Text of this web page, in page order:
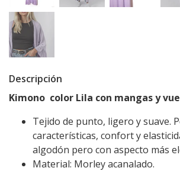
Descripción
Kimono color Lila con mangas y
Tejido de punto, ligero y suave.
características, confort y
algodón pero con aspecto más
Material: Morley acanalado.